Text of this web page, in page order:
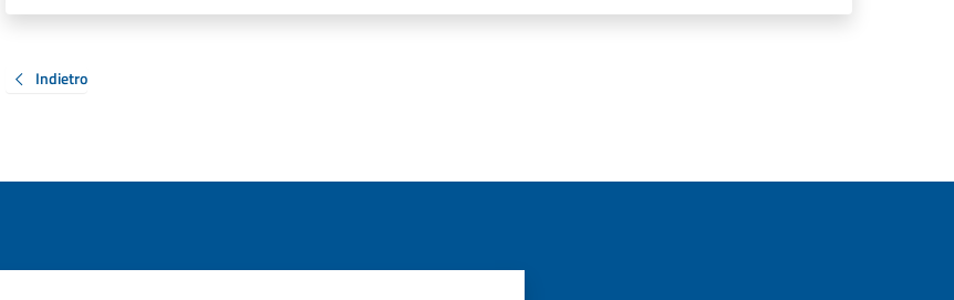
Indietro